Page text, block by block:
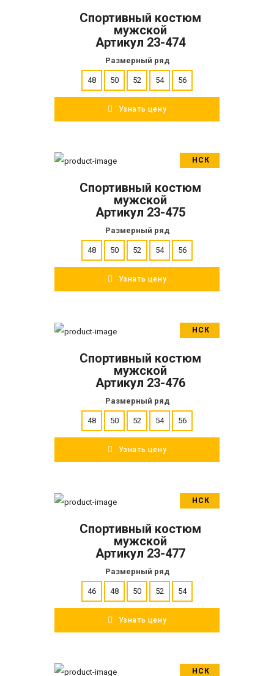
ПОДРОБНЕЕ
Спортивный костюм
мужской
Артикул 23-474
Размерный ряд
48 50 52 54 56
Узнать цену
НСК
ПОДРОБНЕЕ
Спортивный костюм
мужской
Артикул 23-475
Размерный ряд
48 50 52 54 56
Узнать цену
НСК
ПОДРОБНЕЕ
Спортивный костюм
мужской
Артикул 23-476
Размерный ряд
48 50 52 54 56
Узнать цену
НСК
ПОДРОБНЕЕ
Спортивный костюм
мужской
Артикул 23-477
Размерный ряд
46 48 50 52 54
Узнать цену
НСК